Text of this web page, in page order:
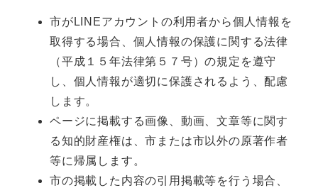
市がLINEアカウントの利用者から個人情報を
取得する場合、個人情報の保護に関する法律
（平成１５年法律第５７号）の規定を遵守
し、個人情報が適切に保護されるよう、配慮
します。
ページに掲載する画像、動画、文章等に関す
る知的財産権は、市または市以外の原著作者
等に帰属します。
市の掲載した内容の引用掲載等を行う場合、